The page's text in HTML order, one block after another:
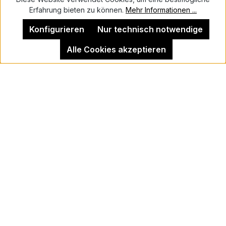
Kontakt
Erfahrung bieten zu können. Mehr Informationen ...
Nur technisch notwendige
Konfigurieren
Alle Cookies akzeptieren